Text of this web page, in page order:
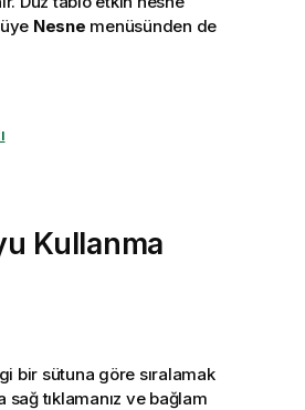
Nesne menüsünden de
Kullanma
bir sütuna göre sıralamak
tıklamanız ve bağlam